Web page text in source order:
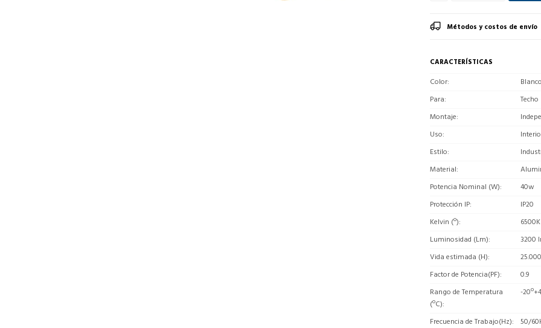
Métodos y costos de envío
CARACTERÍSTICAS
Color
Blanco
Para
Techo
Montaje
Uso
Estilo
Material
Potencia Nominal (W)
40w
Protección IP
IP20
Kelvin (º)
6500K
Luminosidad (Lm)
3200
Vida estimada (H)
25.000
Factor de Potencia(PF)
0.9
Rango de Temperatura
(ºC)
-
Frecuencia de Trabajo(Hz)
50/